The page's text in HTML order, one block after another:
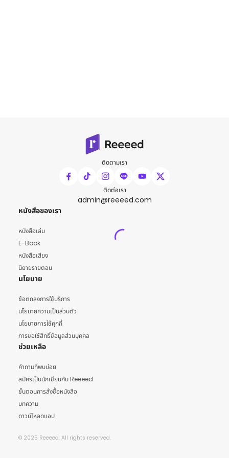
ติดตามเรา
ติดต่อเรา
admin@reeeed.com
หนังสือของเรา
หนังสือเล่ม
E-Book
หนังสือเสียง
นิยายรายตอน
นโยบาย
ข้อตกลงการใช้บริการ
นโยบายความเป็นส่วนตัว
นโยบายการใช้คุกกี้
การขอใช้สิทธิ์ข้อมูลส่วนบุคคล
ช่วยเหลือ
คำถามที่พบบ่อย
สมัครเป็นนักเขียนกับ Reeeed
ขั้นตอนการสั่งซื้อหนังสือ
บทความ
ดาวน์โหลดแอป
© 2025 Reeeed. All rights reserved.